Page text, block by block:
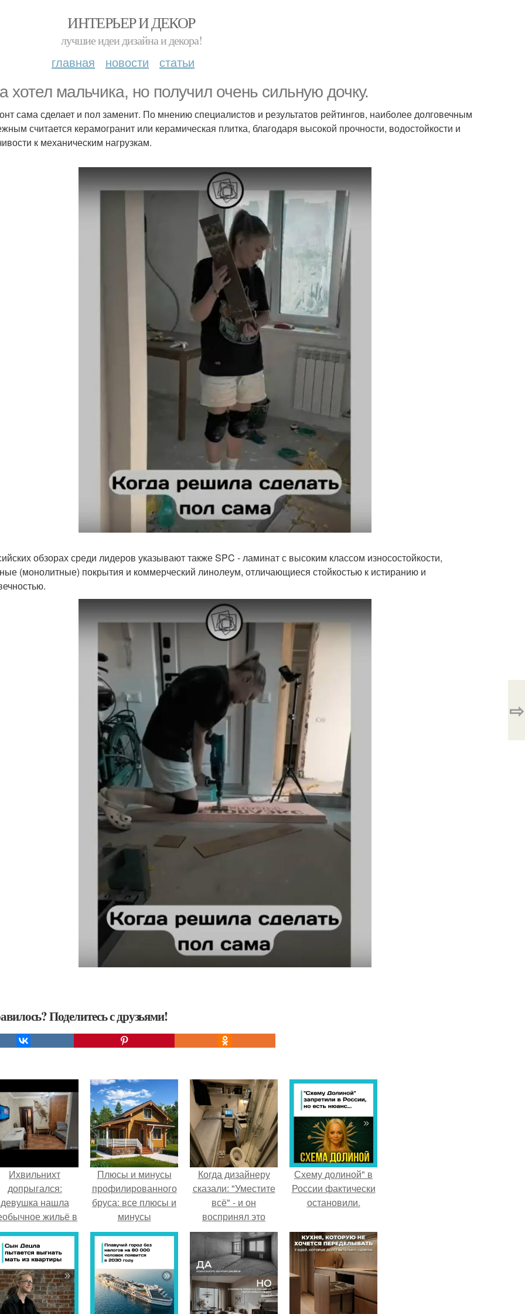
ИНТЕРЬЕР И ДЕКОР
лучшие идеи дизайна и декора!
главная новости статьи
хотел мальчика, но получил очень сильную дочку.
сама сделает и пол заменит. По мнению специалистов и результатов рейтингов, наиболее долговечным
считается керамогранит или керамическая плитка, благодаря высокой прочности, водостойкости и
к механическим нагрузкам.
обзорах среди лидеров указывают также SPC - ламинат с высоким классом износостойкости,
(монолитные) покрытия и коммерческий линолеум, отличающиеся стойкостью к истиранию и
Поделитесь с друзьями!
⇨
Ихвильнихт
допрыгался:
девушка нашла
жильё в
Пятигорске.
Плюсы и минусы
профилированного
бруса: все плюсы и
минусы
Когда дизайнеру
сказали: "Уместите
всё" - и он
воспринял это
слишком
буквально.
Схему долиной" в
России фактически
остановили.